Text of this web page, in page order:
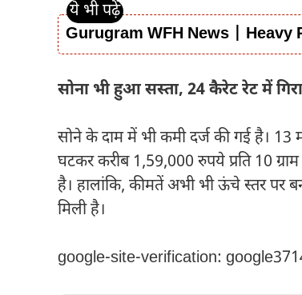
Gurugram WFH News |
सोना भी हुआ सस्ता, 24 कैरेट रेट में
सोने के दाम में भी कमी दर्ज की गई है। 13
घटकर करीब 1,59,000 रुपये प्रति 10
है। हालांकि, कीमतें अभी भी ऊंचे स्तर पर
मिली है।
google-site-verification: